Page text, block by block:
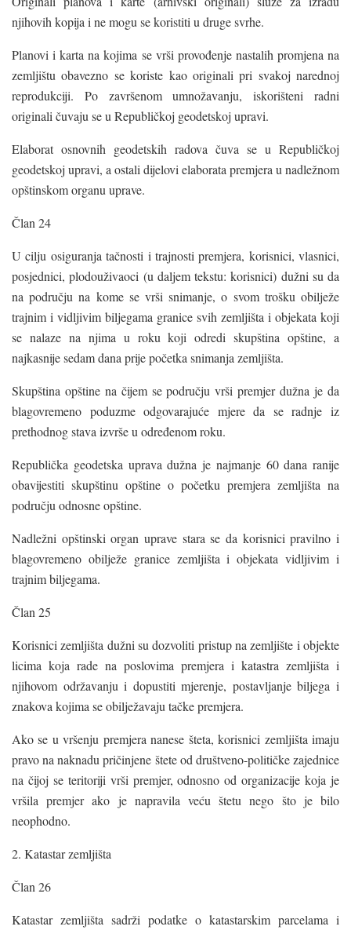
njihovih kopija i ne mogu se koristiti u druge svrhe.
Planovi i karta na kojima se vrši provođenje nastalih promjena na
zemljištu obavezno se koriste kao originali pri svakoj narednoj
reprodukciji. Po završenom umnožavanju, iskorišteni radni
originali čuvaju se u Republičkoj geodetskoj upravi.
Elaborat osnovnih geodetskih radova čuva se u Republičkoj
geodetskoj upravi, a ostali dijelovi elaborata premjera u nadležnom
opštinskom organu uprave.
Član 24
U cilju osiguranja tačnosti i trajnosti premjera, korisnici, vlasnici,
posjednici, plodouživaoci (u daljem tekstu: korisnici) dužni su da
na području na kome se vrši snimanje, o svom trošku obilježe
trajnim i vidljivim biljegama granice svih zemljišta i objekata koji
se nalaze na njima u roku koji odredi skupština opštine, a
najkasnije sedam dana prije početka snimanja zemljišta.
Skupština opštine na čijem se području vrši premjer dužna je da
blagovremeno poduzme odgovarajuće mjere da se radnje iz
prethodnog stava izvrše u određenom roku.
Republička geodetska uprava dužna je najmanje 60 dana ranije
obavijestiti skupštinu opštine o početku premjera zemljišta na
području odnosne opštine.
Nadležni opštinski organ uprave stara se da korisnici pravilno i
blagovremeno obilježe granice zemljišta i objekata vidljivim i
trajnim biljegama.
Član 25
Korisnici zemljišta dužni su dozvoliti pristup na zemljište i objekte
licima koja rade na poslovima premjera i katastra zemljišta i
njihovom održavanju i dopustiti mjerenje, postavljanje biljega i
znakova kojima se obilježavaju tačke premjera.
Ako se u vršenju premjera nanese šteta, korisnici zemljišta imaju
pravo na naknadu pričinjene štete od društveno-političke zajednice
na čijoj se teritoriji vrši premjer, odnosno od organizacije koja je
vršila premjer ako je napravila veću štetu nego što je bilo
neophodno.
2. Katastar zemljišta
Član 26
Katastar zemljišta sadrži podatke o katastarskim parcelama i